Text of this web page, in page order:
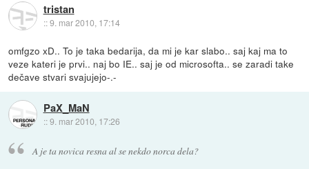
tristan
::9. mar 2010, 17:14
omfgzo xD.. To je taka bedarija, da mi je kar slabo.. saj kaj ma to
veze kateri je prvi.. naj bo IE.. saj je od microsofta.. se zaradi take
dečave stvari svajujejo-.-
PaX_MaN
::9. mar 2010, 17:26
A je ta novica resna al se nekdo norca dela?